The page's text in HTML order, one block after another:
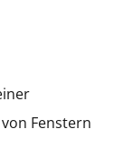
Fenstern